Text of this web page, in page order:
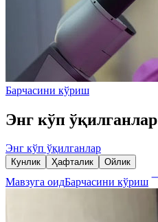
Барчасини кўриш
Энг кўп ўқилганлар
Энг кўп ўқилганлар
Кунлик Ҳафталик Ойлик
Мавзуга оидБарчасини кўриш